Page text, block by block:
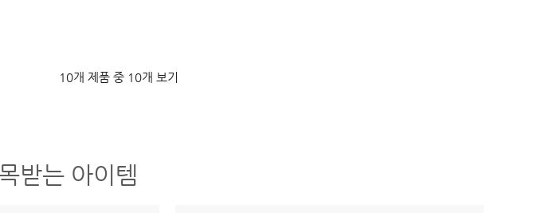
10개 제품 중 10개 보기
받는 아이템